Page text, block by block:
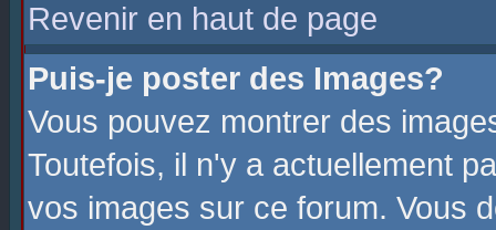
Revenir en haut de page
Puis-je poster des Images?
Vous pouvez montrer des
Toutefois, il n'y a actuellement
vos images sur ce forum. Vous